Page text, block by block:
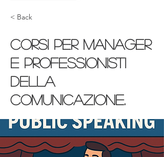
< Back
Corsi per Manager
e Professionisti
della
Comunicazione.